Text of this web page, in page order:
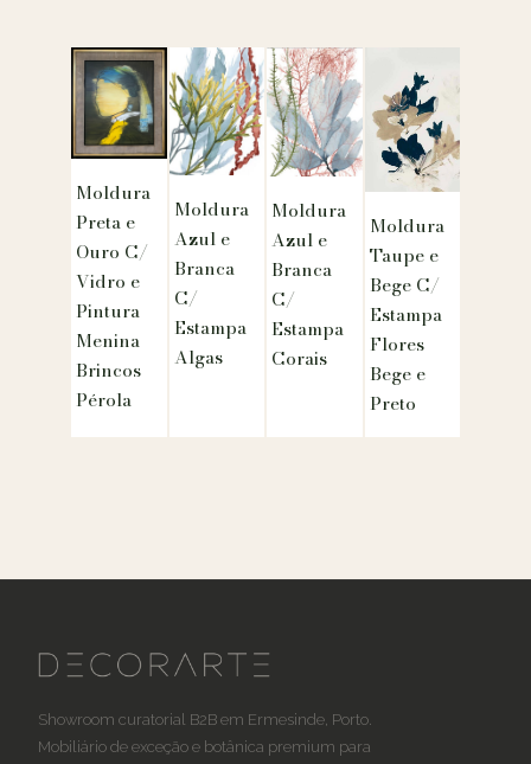
Moldura
Preta e
Ouro C/
Vidro e
Pintura
Menina
Brincos
Pérola
Moldura
Azul e
Branca
C/
Estampa
Algas
Moldura
Azul e
Branca
C/
Estampa
Corais
Moldura
Taupe e
Bege C/
Estampa
Flores
Bege e
Preto
Showroom curatorial B2B em Ermesinde, Porto.
Mobiliário de exceção e botânica premium para